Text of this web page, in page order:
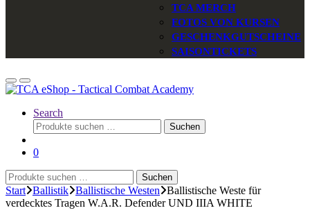
TCA MERCH
FOTOS VON KURSEN
GESCHENKGUTSCHEINE
SAISONTICKETS
Search
Suchen
nach:
Suchen
0
Suchen
nach:
Suchen
Start Ballistik Ballistische Westen
Ballistische Weste für
verdecktes Tragen W.A.R. Defender UND IIIA WHITE